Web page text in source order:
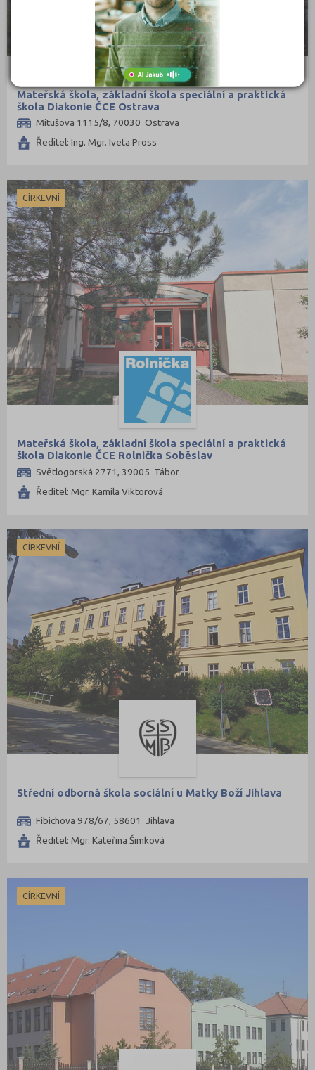
Mateřská škola, základní škola speciální a praktická
škola Diakonie ČCE Ostrava
Mitušova 1115/8, 70030 Ostrava
Ředitel: Ing. Mgr. Iveta Pross
CÍRKEVNÍ
Mateřská škola, základní škola speciální a praktická
škola Diakonie ČCE Rolnička Soběslav
Světlogorská 2771, 39005 Tábor
Ředitel: Mgr. Kamila Viktorová
CÍRKEVNÍ
Střední odborná škola sociální u Matky Boží Jihlava
Fibichova 978/67, 58601 Jihlava
Ředitel: Mgr. Kateřina Šimková
CÍRKEVNÍ